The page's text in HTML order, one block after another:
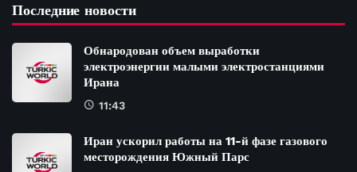
Последние новости
Обнародован объем выработки
электроэнергии малыми электростанциями
Ирана
11:43
Иран ускорил работы на 11-й фазе газового
месторождения Южный Парс